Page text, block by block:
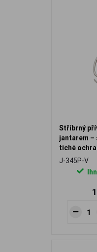
Stříbrný
jantarem –
tiché
J-345P-V